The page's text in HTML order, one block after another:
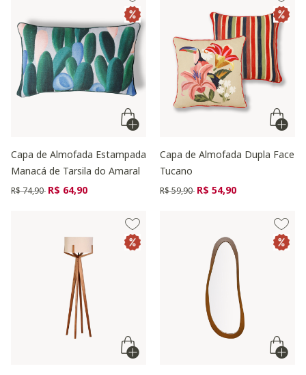
Capa de Almofada Estampada
Manacá de Tarsila do Amaral
Preço reduzido de
R$ 74,90 para
R$ 64,90
Capa de Almofada Dupla Face
Tucano
Preço reduzido de
R$ 59,90 para
R$ 54,90